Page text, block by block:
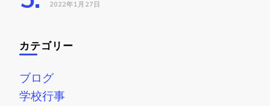
2022年1月27日
カテゴリー
ブログ
学校行事